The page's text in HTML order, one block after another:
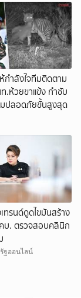
กำลังใจทีมติดตาม
.ห้วยขาแข้ง กำชับ
มปลอดภัยขั้นสูงสุด
ทรนด์ดูดไขมันสร้าง
บ. ตรวจสอบคลินิก
ฐออนไลน์